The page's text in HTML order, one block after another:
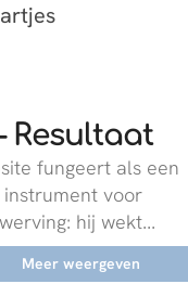
Resultaat
fungeert als een
voor
hij wekt...
Meer weergeven